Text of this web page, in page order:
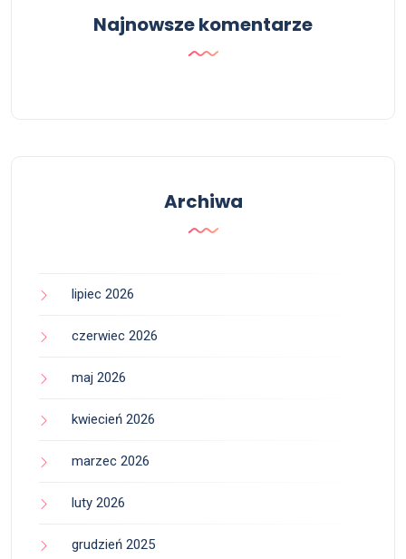
Najnowsze komentarze
Archiwa
lipiec 2026
czerwiec 2026
maj 2026
kwiecień 2026
marzec 2026
luty 2026
grudzień 2025